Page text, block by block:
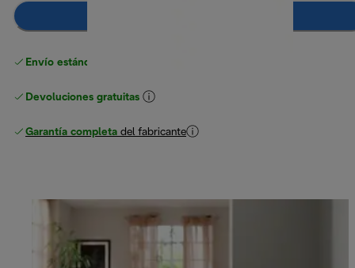
Envío estándar gratuito
Devoluciones gratuitas
Garantía completa del fabricante